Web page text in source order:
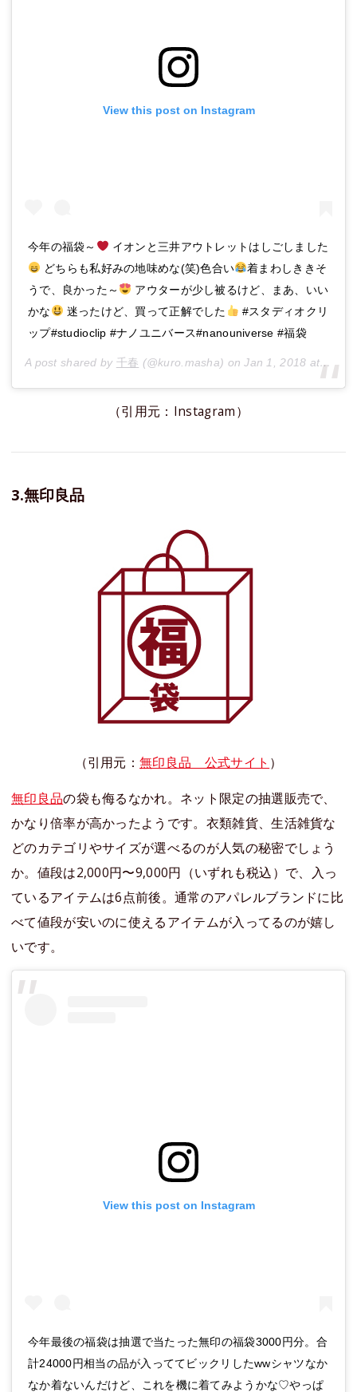
View this post on Instagram
今年の福袋～
イオンと三井アウトレットはしごしました
どちらも私好みの地味めな(笑)色合い
着まわしききそ
うで、良かった～
アウターが少し被るけど、まあ、いい
かな
迷ったけど、買って正解でした
#スタディオクリ
ップ#studioclip #ナノユニバース#nanouniverse #福袋
A post shared by 千春 (@kuro.masha) onJan 1, 2018 at 1:40am PST
（引用元：Instagram）
3.無印良品
（引用元：無印良品 公式サイト ）
無印良品の袋も侮るなかれ。ネット限定の抽選販売で、
かなり倍率が高かったようです。衣類雑貨、生活雑貨な
どのカテゴリやサイズが選べるのが人気の秘密でしょう
か。値段は2,000円〜9,000円（いずれも税込）で、入っ
ているアイテムは6点前後。通常のアパレルブランドに比
べて値段が安いのに使えるアイテムが入ってるのが嬉し
いです。
View this post on Instagram
今年最後の福袋は抽選で当たった無印の福袋3000円分。合
計24000円相当の品が入っててビックリしたwwシャツなか
なか着ないんだけど、これを機に着てみようかな♡やっぱ